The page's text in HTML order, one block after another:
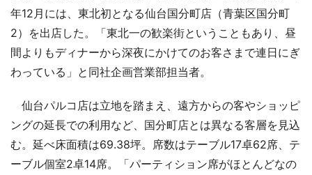
年12月には、東北初となる仙台国分町店（青葉区国分町
2）を出店した。「東北一の歓楽街ということもあり、昼
間よりもディナーから深夜にかけてのお客さまで連日にぎ
わっている」と同社企画営業部担当者。
仙台パルコ店は立地を踏まえ、遠方からの客やショッピ
ングの延長での利用など、国分町店とは異なる客層を見込
む。延べ床面積は69.38坪。席数はテーブル17卓62席、テ
ーブル個室2卓14席。「パーティション席がほとんどなの